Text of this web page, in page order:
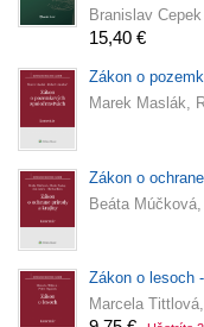
Branislav Cepek
15,40 €
Zákon o
Marek Maslák,
Zákon o
Beáta
Zákon o lesoch
Marcela